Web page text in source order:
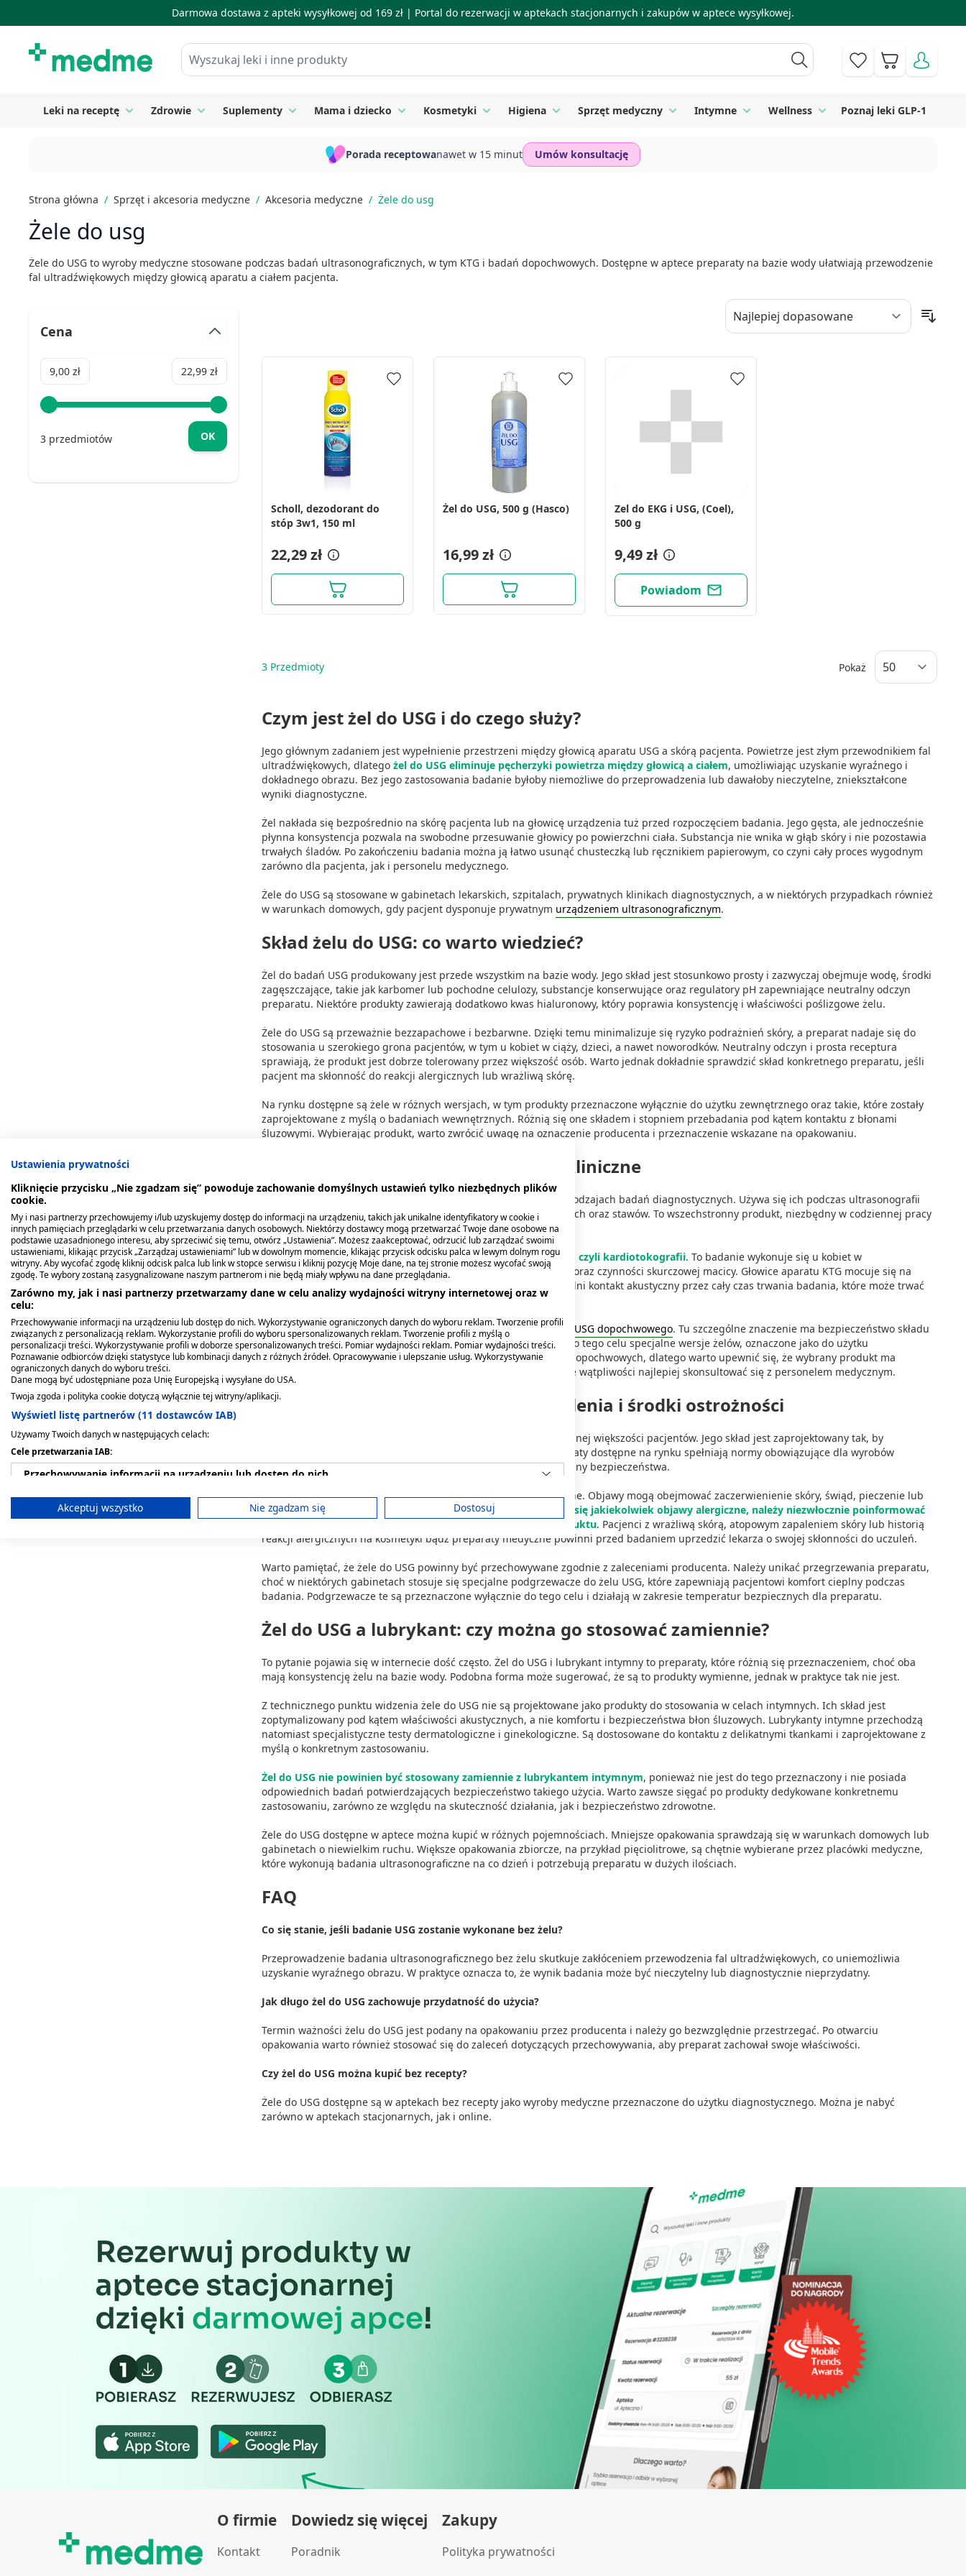
Darmowa dostawa z apteki wysyłkowej od 169 zł | Portal do rezerwacji w aptekach stacjonarnych i zakupów w aptece wysyłkowej.
Wyszukaj leki i inne produkty
Koszyk
Leki na receptę Toggle submenu for Leki na receptę
Zdrowie Toggle submenu for Zdrowie
Suplementy Toggle submenu for Suplementy
Mama i dziecko Toggle submenu for Mama i dziecko
Kosmetyki Toggle submenu for Kosmetyki
Higiena Toggle submenu for Higiena
Sprzęt medyczny Toggle submenu for Sprzęt medyczny
Intymne Toggle submenu for Intymne
Wellness Toggle submenu for Wellness
Poznaj leki GLP-1
Porada receptowanawet w 15 minut Umów konsultację
Strona główna / Sprzęt i akcesoria medyczne / Akcesoria medyczne / Żele do usg
Żele do usg
Żele do USG to wyroby medyczne stosowane podczas badań ultrasonograficznych, w tym KTG i badań dopochwowych. Dostępne w aptece preparaty na bazie wody ułatwiają przewodzenie
fal ultradźwiękowych między głowicą aparatu a ciałem pacjenta.
Cena
Minimum value
9,00 zł Maximum value
22,99 zł
3 przedmiotów OK
Scholl, dezodorant do
stóp 3w1, 150 ml
22,29 zł
Żel do USG, 500 g (Hasco)
16,99 zł
Zel do EKG i USG, (Coel),
500 g
9,49 zł
Powiadom
3 Przedmioty Pokaż
Czym jest żel do USG i do czego służy?
Jego głównym zadaniem jest wypełnienie przestrzeni między głowicą aparatu USG a skórą pacjenta. Powietrze jest złym przewodnikiem fal
ultradźwiękowych, dlatego żel do USG eliminuje pęcherzyki powietrza między głowicą a ciałem, umożliwiając uzyskanie wyraźnego i
dokładnego obrazu. Bez jego zastosowania badanie byłoby niemożliwe do przeprowadzenia lub dawałoby nieczytelne, zniekształcone
wyniki diagnostyczne.
Żel nakłada się bezpośrednio na skórę pacjenta lub na głowicę urządzenia tuż przed rozpoczęciem badania. Jego gęsta, ale jednocześnie
płynna konsystencja pozwala na swobodne przesuwanie głowicy po powierzchni ciała. Substancja nie wnika w głąb skóry i nie pozostawia
trwałych śladów. Po zakończeniu badania można ją łatwo usunąć chusteczką lub ręcznikiem papierowym, co czyni cały proces wygodnym
zarówno dla pacjenta, jak i personelu medycznego.
Żele do USG są stosowane w gabinetach lekarskich, szpitalach, prywatnych klinikach diagnostycznych, a w niektórych przypadkach również
w warunkach domowych, gdy pacjent dysponuje prywatnym urządzeniem ultrasonograficznym.
Skład żelu do USG: co warto wiedzieć?
Żel do badań USG produkowany jest przede wszystkim na bazie wody. Jego skład jest stosunkowo prosty i zazwyczaj obejmuje wodę, środki
zagęszczające, takie jak karbomer lub pochodne celulozy, substancje konserwujące oraz regulatory pH zapewniające neutralny odczyn
preparatu. Niektóre produkty zawierają dodatkowo kwas hialuronowy, który poprawia konsystencję i właściwości poślizgowe żelu.
Żele do USG są przeważnie bezzapachowe i bezbarwne. Dzięki temu minimalizuje się ryzyko podrażnień skóry, a preparat nadaje się do
stosowania u szerokiego grona pacjentów, w tym u kobiet w ciąży, dzieci, a nawet noworodków. Neutralny odczyn i prosta receptura
sprawiają, że produkt jest dobrze tolerowany przez większość osób. Warto jednak dokładnie sprawdzić skład konkretnego preparatu, jeśli
pacjent ma skłonność do reakcji alergicznych lub wrażliwą skórę.
Na rynku dostępne są żele w różnych wersjach, w tym produkty przeznaczone wyłącznie do użytku zewnętrznego oraz takie, które zostały
zaprojektowane z myślą o badaniach wewnętrznych. Różnią się one składem i stopniem przebadania pod kątem kontaktu z błonami
śluzowymi. Wybierając produkt, warto zwrócić uwagę na oznaczenie producenta i przeznaczenie wskazane na opakowaniu.
Żel do USG w aptece: zastosowania kliniczne
Żele do USG dostępne w aptece znajdują zastosowanie w wielu rodzajach badań diagnostycznych. Używa się ich podczas ultrasonografii
jamy brzusznej, badań serca, tarczycy, piersi, naczyń krwionośnych oraz stawów. To wszechstronny produkt, niezbędny w codziennej pracy
gabinetów lekarskich i pracowni diagnostycznych.
Szczególne miejsce zajmuje żel stosowany podczasbadania KTG, czyli kardiotokografii. To badanie wykonuje się u kobiet w
zaawansowanej ciąży w celu monitorowania pracy serca dziecka oraz czynności skurczowej macicy. Głowice aparatu KTG mocuje się na
brzuchu za pomocą specjalnych pasów, a żel zapewnia odpowiedni kontakt akustyczny przez cały czas trwania badania, które może trwać
od kilkunastu minut do nawet godziny.
W przypadku badań ginekologicznych stosuje się również żel do USG dopochwowego. Tu szczególne znaczenie ma bezpieczeństwo składu
oraz odpowiednia lepkość preparatu. Producenci przeznaczają do tego celu specjalne wersje żelów, oznaczone jako do użytku
wewnątrzjamowego. Nie każdy żel do USG nadaje się do badań dopochwowych, dlatego warto upewnić się, że wybrany produkt ma
odpowiednie przeznaczenie wskazane przez producenta. W razie wątpliwości najlepiej skonsultować się z personelem medycznym.
Czy żel do USG jest bezpieczny? Uczulenia i środki ostrożności
Żel do USG jest uznawany za preparat bezpieczny dla zdecydowanej większości pacjentów. Jego skład jest zaprojektowany tak, by
. Preparaty dostępne na rynku spełniają normy obowiązujące dla wyrobów
medycznych, co oznacza, że przeszły odpowiednie procedury oceny bezpieczeństwa.
Uczulenie na żel do USG zdarza się rzadko, ale nie jest wykluczone. Objawy mogą obejmować zaczerwienienie skóry, świąd, pieczenie lub
wysypkę w miejscu aplikacji.
Jeśli po kontakcie z żelem pojawią się jakiekolwiek objawy alergiczne, należy niezwłocznie poinformować
personel medyczny i unikać dalszego stosowania danego produktu. Pacjenci z wrażliwą skórą, atopowym zapaleniem skóry lub historią
reakcji alergicznych na kosmetyki bądź preparaty medyczne powinni przed badaniem uprzedzić lekarza o swojej skłonności do uczuleń.
Warto pamiętać, że żele do USG powinny być przechowywane zgodnie z zaleceniami producenta. Należy unikać przegrzewania preparatu,
choć w niektórych gabinetach stosuje się specjalne podgrzewacze do żelu USG, które zapewniają pacjentowi komfort cieplny podczas
badania. Podgrzewacze te są przeznaczone wyłącznie do tego celu i działają w zakresie temperatur bezpiecznych dla preparatu.
Żel do USG a lubrykant: czy można go stosować zamiennie?
To pytanie pojawia się w internecie dość często. Żel do USG i lubrykant intymny to preparaty, które różnią się przeznaczeniem, choć oba
mają konsystencję żelu na bazie wody. Podobna forma może sugerować, że są to produkty wymienne, jednak w praktyce tak nie jest.
Z technicznego punktu widzenia żele do USG nie są projektowane jako produkty do stosowania w celach intymnych. Ich skład jest
zoptymalizowany pod kątem właściwości akustycznych, a nie komfortu i bezpieczeństwa błon śluzowych. Lubrykanty intymne przechodzą
natomiast specjalistyczne testy dermatologiczne i ginekologiczne. Są dostosowane do kontaktu z delikatnymi tkankami i zaprojektowane z
myślą o konkretnym zastosowaniu.
Żel do USG nie powinien być stosowany zamiennie z lubrykantem intymnym, ponieważ nie jest do tego przeznaczony i nie posiada
odpowiednich badań potwierdzających bezpieczeństwo takiego użycia. Warto zawsze sięgać po produkty dedykowane konkretnemu
zastosowaniu, zarówno ze względu na skuteczność działania, jak i bezpieczeństwo zdrowotne.
Żele do USG dostępne w aptece można kupić w różnych pojemnościach. Mniejsze opakowania sprawdzają się w warunkach domowych lub
gabinetach o niewielkim ruchu. Większe opakowania zbiorcze, na przykład pięciolitrowe, są chętnie wybierane przez placówki medyczne,
które wykonują badania ultrasonograficzne na co dzień i potrzebują preparatu w dużych ilościach.
FAQ
Co się stanie, jeśli badanie USG zostanie wykonane bez żelu?
Przeprowadzenie badania ultrasonograficznego bez żelu skutkuje zakłóceniem przewodzenia fal ultradźwiękowych, co uniemożliwia
uzyskanie wyraźnego obrazu. W praktyce oznacza to, że wynik badania może być nieczytelny lub diagnostycznie nieprzydatny.
Jak długo żel do USG zachowuje przydatność do użycia?
Termin ważności żelu do USG jest podany na opakowaniu przez producenta i należy go bezwzględnie przestrzegać. Po otwarciu
opakowania warto również stosować się do zaleceń dotyczących przechowywania, aby preparat zachował swoje właściwości.
Czy żel do USG można kupić bez recepty?
Żele do USG dostępne są w aptekach bez recepty jako wyroby medyczne przeznaczone do użytku diagnostycznego. Można je nabyć
zarówno w aptekach stacjonarnych, jak i online.
O firmie
Kontakt
Dowiedz się więcej
Poradnik
Zakupy
Polityka prywatności
Ustawienia prywatności
Kliknięcie przycisku „Nie zgadzam się” powoduje zachowanie domyślnych ustawień tylko niezbędnych plików
cookie.
My i nasi partnerzy przechowujemy i/lub uzyskujemy dostęp do informacji na urządzeniu, takich jak unikalne identyfikatory w cookie i
innych pamięciach przeglądarki w celu przetwarzania danych osobowych. Niektórzy dostawcy mogą przetwarzać Twoje dane osobowe na
podstawie uzasadnionego interesu, aby sprzeciwić się temu, otwórz „Ustawienia”. Możesz zaakceptować, odrzucić lub zarządzać swoimi
ustawieniami, klikając przycisk „Zarządzaj ustawieniami” lub w dowolnym momencie, klikając przycisk odcisku palca w lewym dolnym rogu
witryny. Aby wycofać zgodę kliknij odcisk palca lub link w stopce serwisu i kliknij pozycję Moje dane, na tej stronie możesz wycofać swoją
zgodę. Te wybory zostaną zasygnalizowane naszym partnerom i nie będą miały wpływu na dane przeglądania.
Zarówno my, jak i nasi partnerzy przetwarzamy dane w celu analizy wydajności witryny internetowej oraz w
celu:
Przechowywanie informacji na urządzeniu lub dostęp do nich. Wykorzystywanie ograniczonych danych do wyboru reklam. Tworzenie profili
związanych z personalizacją reklam. Wykorzystanie profili do wyboru spersonalizowanych reklam. Tworzenie profili z myślą o
personalizacji treści. Wykorzystywanie profili w doborze spersonalizowanych treści. Pomiar wydajności reklam. Pomiar wydajności treści.
Poznawanie odbiorców dzięki statystyce lub kombinacji danych z różnych źródeł. Opracowywanie i ulepszanie usług. Wykorzystywanie
ograniczonych danych do wyboru treści.
Dane mogą być udostępniane poza Unię Europejską i wysyłane do USA.
Twoja zgoda i polityka cookie dotyczą wyłącznie tej witryny/aplikacji.
Wyświetl listę partnerów (11 dostawców IAB)
Używamy Twoich danych w następujących celach:
Cele przetwarzania IAB:
Przechowywanie informacji na urządzeniu lub dostęp do nich
Wykorzystywanie ograniczonych danych do wyboru reklam
Wykorzystanie profili do wyboru spersonalizowanych reklam
Wykorzystywanie profili w celu doboru spersonalizowanych treści
Rozumienie odbiorców dzięki statystyce lub kombinacji danych z różnych źródeł
Wykorzystywanie ograniczonych danych do wyboru treści
Identyfikowanie urządzeń na podstawie aktywnie żądanych informacji
Akceptuj wszystko Nie zgadzam się Dostosuj